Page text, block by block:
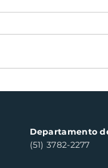
Departamento
(51) 3782-2277